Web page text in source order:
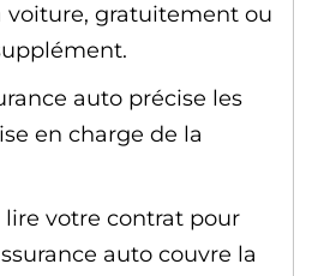
voiture, gratuitement ou
auto précise les
en charge de la
lire votre contrat pour
auto couvre la